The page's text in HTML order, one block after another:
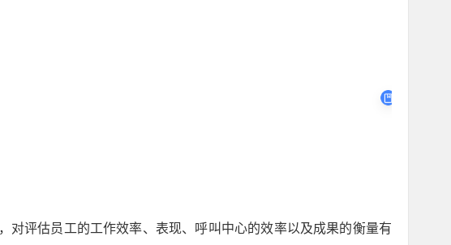
评估员工的工作效率、表现、呼叫中心的效率以及成果的衡量有